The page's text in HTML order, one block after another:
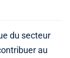
du secteur
au